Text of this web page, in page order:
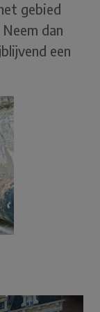
gebied
dan
een